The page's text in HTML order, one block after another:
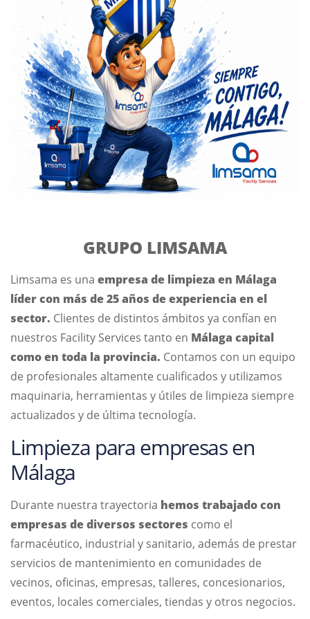
GRUPO LIMSAMA
Limsama es una empresa de limpieza en Málaga
líder con más de 25 años de experiencia en el
sector. Clientes de distintos ámbitos ya confían en
nuestros Facility Services tanto en Málaga capital
como en toda la provincia. Contamos con un equipo
de profesionales altamente cualificados y utilizamos
maquinaria, herramientas y útiles de limpieza siempre
actualizados y de última tecnología.
Limpieza para empresas en
Málaga
Durante nuestra trayectoria hemos trabajado con
empresas de diversos sectores como el
farmacéutico, industrial y sanitario, además de prestar
servicios de mantenimiento en comunidades de
vecinos, oficinas, empresas, talleres, concesionarios,
eventos, locales comerciales, tiendas y otros negocios.